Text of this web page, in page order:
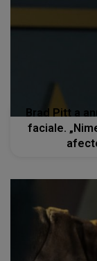
Brad Pitt a
faciale.